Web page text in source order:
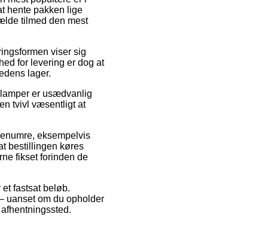
hente pakken lige
tilmed den mest
viser sig
for levering er dog at
lager.
er usædvanlig
tvivl væsentligt at
eksempelvis
bestillingen køres
fikset forinden de
fastsat beløb.
uanset om du opholder